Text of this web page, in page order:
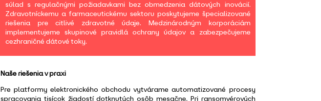
súlad s regulačnými požiadavkami bez obmedzenia dátových inovácií.
Zdravotníckemu a farmaceutickému sektoru poskytujeme špecializované
riešenia pre citlivé zdravotné údaje. Medzinárodným korporáciám
implementujeme skupinové pravidlá ochrany údajov a zabezpečujeme
cezhraničné dátové toky.
Naše riešenia v praxi
Pre platformy elektronického obchodu vytvárame automatizované procesy
spracovania tisícok žiadostí dotknutých osôb mesačne. Pri ransomvérových